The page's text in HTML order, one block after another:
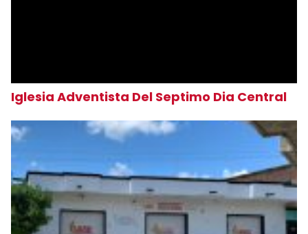
Iglesia Adventista Del Septimo Dia Central